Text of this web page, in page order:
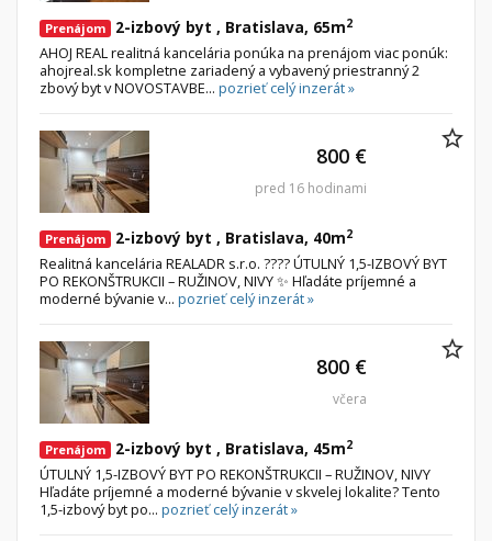
Prenájom 2-izbový byt , Bratislava, 65m2
AHOJ REAL realitná kancelária ponúka na prenájom viac ponúk:
ahojreal.sk kompletne zariadený a vybavený priestranný 2
zbový byt v NOVOSTAVBE... pozrieť celý inzerát »
Prenájom 2-izbový byt , Bratislava, 40m2
Realitná kancelária REALADR s.r.o. ???? ÚTULNÝ 1,5-IZBOVÝ BYT
PO REKONŠTRUKCII – RUŽINOV, NIVY ✨ Hľadáte príjemné a
moderné bývanie v... pozrieť celý inzerát »
800 €
pred 16 hodinami
Prenájom 2-izbový byt , Bratislava, 45m2
ÚTULNÝ 1,5-IZBOVÝ BYT PO REKONŠTRUKCII – RUŽINOV, NIVY
Hľadáte príjemné a moderné bývanie v skvelej lokalite? Tento
1,5-izbový byt po... pozrieť celý inzerát »
800 €
včera